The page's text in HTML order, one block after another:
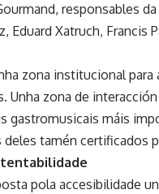
responsables
Xatruch, Francis
zona institucional para
zona de
gastromusicais máis
tamén certificados
pola accesibilidade